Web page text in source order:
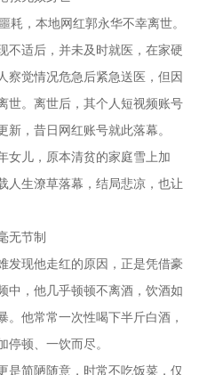
耗，本地网红郭永华不幸离世。
不适后，并未及时就医，在家硬
察觉情况危急后紧急送医，但因
世。离世后，其个人短视频账号
，昔日网红账号就此落幕。
女儿，原本清贫的家庭雪上加
人生潦草落幕，结局悲凉，也让
无节制
发现他走红的原因，正是凭借豪
中，他几乎顿顿不离酒，饮酒如
。他常常一次性喝下半斤白酒，
停顿、一饮而尽。
是简陋随意，时常不吃饭菜，仅